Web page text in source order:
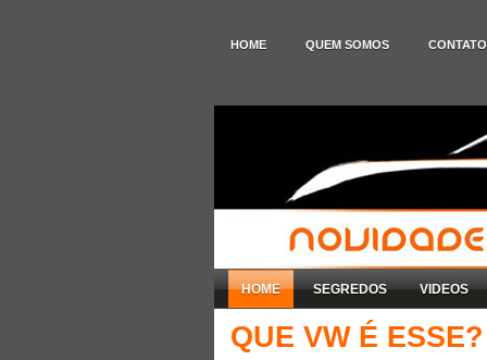
HOME QUEM SOMOS CONTATO
HOME SEGREDOS VIDEOS
QUE VW É ESSE?